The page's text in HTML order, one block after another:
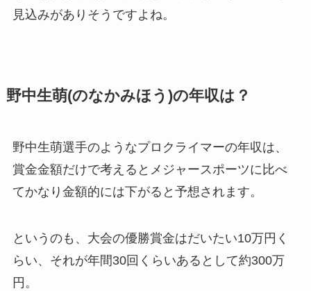
見込みがありそうですよね。
野中生萌(のなかみほう)の年収は？
野中生萌選手のようなプロクライマーの年収は、
賞金金額だけで考えるとメジャースポーツに比べ
てかなり金額的には下がると予想されます。
というのも、大会の優勝賞金はだいたい10万円く
らい、それが年間30回くらいあるとして約300万
円。